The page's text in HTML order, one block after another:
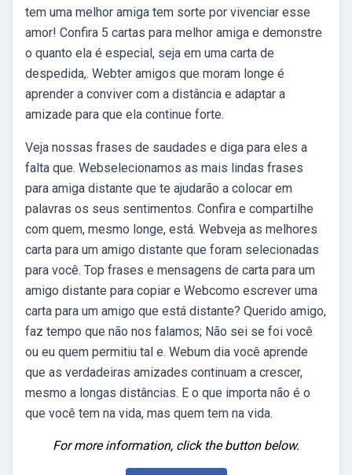
tem uma melhor amiga tem sorte por vivenciar esse
amor! Confira 5 cartas para melhor amiga e demonstre
o quanto ela é especial, seja em uma carta de
despedida,. Webter amigos que moram longe é
aprender a conviver com a distância e adaptar a
amizade para que ela continue forte.
Veja nossas frases de saudades e diga para eles a
falta que. Webselecionamos as mais lindas frases
para amiga distante que te ajudarão a colocar em
palavras os seus sentimentos. Confira e compartilhe
com quem, mesmo longe, está. Webveja as melhores
carta para um amigo distante que foram selecionadas
para você. Top frases e mensagens de carta para um
amigo distante para copiar e Webcomo escrever uma
carta para um amigo que está distante? Querido amigo,
faz tempo que não nos falamos; Não sei se foi você
ou eu quem permitiu tal e. Webum dia você aprende
que as verdadeiras amizades continuam a crescer,
mesmo a longas distâncias. E o que importa não é o
que você tem na vida, mas quem tem na vida.
For more information, click the button below.